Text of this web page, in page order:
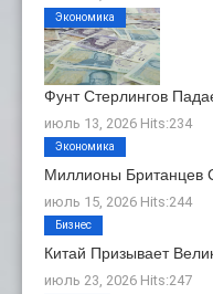
Фунт Стерлингов
июль 13, 2026 Hits:234
Экономика
Миллионы Британцев
июль 15, 2026 Hits:244
Экономика
Китай Призывает
июль 23, 2026 Hits:247
Бизнес